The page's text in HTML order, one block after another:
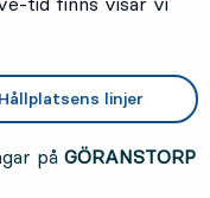
Hållplatsens linjer
på GÖRANSTORP